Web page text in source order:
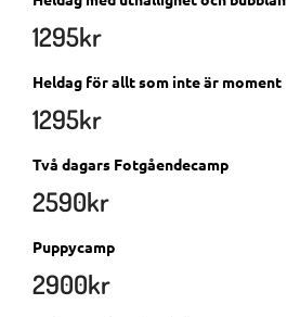
1295kr
Heldag för allt som inte är moment
1295kr
Två dagars Fotgåendecamp
2590kr
Puppycamp
2900kr